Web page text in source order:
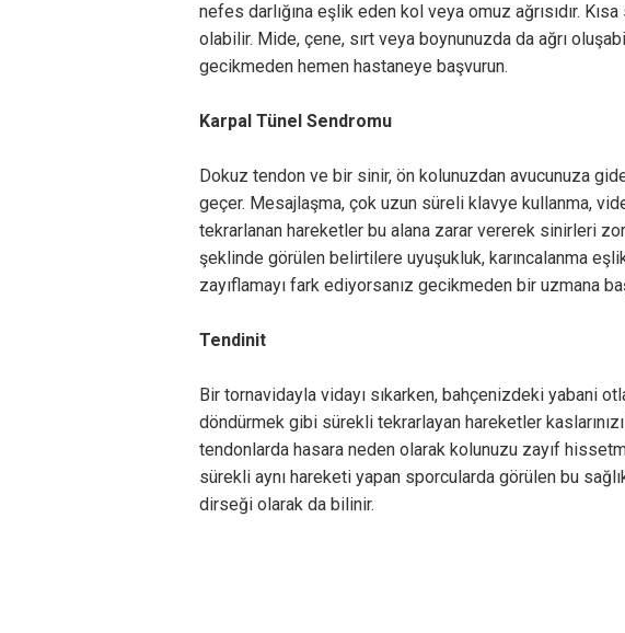
nefes darlığına eşlik eden kol veya omuz ağrısıdır.
olabilir. Mide, çene, sırt veya boynunuzda da ağrı
gecikmeden hemen hastaneye başvurun.
Karpal Tünel Sendromu
Dokuz tendon ve bir sinir, ön kolunuzdan avucunuza
geçer. Mesajlaşma, çok uzun süreli klavye kullanma,
tekrarlanan hareketler bu alana zarar vererek sinirleri
şeklinde görülen belirtilere uyuşukluk, karıncalanma
zayıflamayı fark ediyorsanız gecikmeden bir uzmana
Tendinit
Bir tornavidayla vidayı sıkarken, bahçenizdeki yabani
döndürmek gibi sürekli tekrarlayan hareketler
tendonlarda hasara neden olarak kolunuzu zayıf
sürekli aynı hareketi yapan sporcularda görülen bu
dirseği olarak da bilinir.